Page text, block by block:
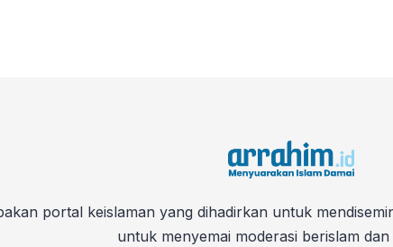
portal keislaman yang dihadirkan untuk
untuk menyemai moderasi berislam dan